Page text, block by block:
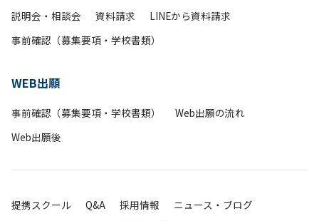
説明会・相談会
資料請求
LINEから資料請求
事前確認（募集要項・学校書類）
WEB出願
事前確認（募集要項・学校書類）
Web出願の流れ
Web出願後
提携スクール Q&A 採用情報
ニュース・ブログ